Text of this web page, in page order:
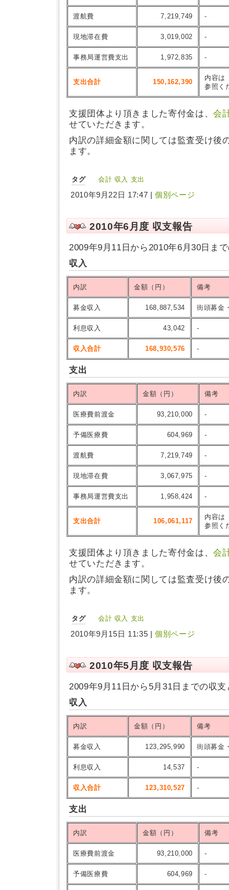
渡航費 7,219,749 -
現地滞在費 3,019,002 -
事務局運営費支出 1,972,835 -
支出合計 150,162,390
内容は
参照く
支援団体より頂きました寄付金は、会
せていただきます。
内訳の詳細金額に関しては監査受け後
ます。
タグ 会計 収入 支出
2010年9月22日 17:47 |個別ページ
2010年6月度 収支報告
2009年9月11日から2010年6月30日ま
収入
内訳 金額（円） 備考
募金収入 168,887,534 街頭募金
利息収入 43,042 -
収入合計 168,930,576 -
支出
内訳 金額（円） 備考
医療費前渡金 93,210,000 -
予備医療費 604,969 -
渡航費 7,219,749 -
現地滞在費 3,067,975 -
事務局運営費支出 1,958,424 -
支出合計 106,061,117
内容は
参照く
支援団体より頂きました寄付金は、会
せていただきます。
内訳の詳細金額に関しては監査受け後
ます。
タグ 会計 収入 支出
2010年9月15日 11:35 |個別ページ
2010年5月度 収支報告
2009年9月11日から5月31日までの収
収入
内訳 金額（円） 備考
募金収入 123,295,990 街頭募金
利息収入 14,537 -
収入合計 123,310,527 -
支出
内訳 金額（円） 備考
医療費前渡金 93,210,000 -
予備医療費 604,969 -